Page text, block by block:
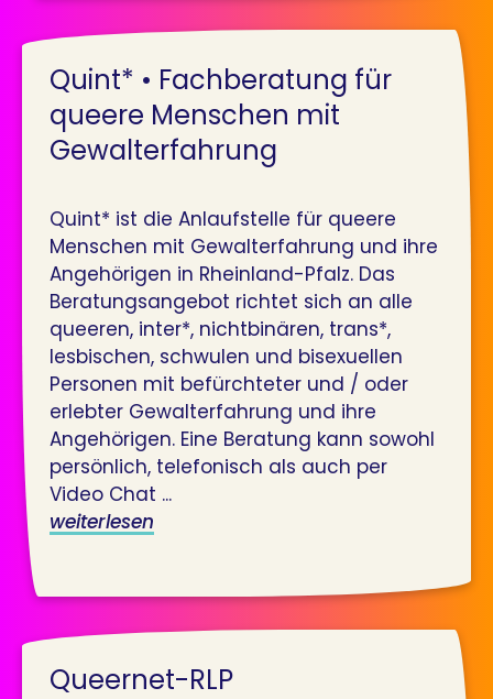
Quint* • Fachberatung für
queere Menschen mit
Gewalterfahrung
Quint* ist die Anlaufstelle für queere
Menschen mit Gewalterfahrung und ihre
Angehörigen in Rheinland-Pfalz. Das
Beratungsangebot richtet sich an alle
queeren, inter*, nichtbinären, trans*,
lesbischen, schwulen und bisexuellen
Personen mit befürchteter und / oder
erlebter Gewalterfahrung und ihre
Angehörigen. Eine Beratung kann sowohl
persönlich, telefonisch als auch per
Video Chat ...
weiterlesen
Queernet-RLP